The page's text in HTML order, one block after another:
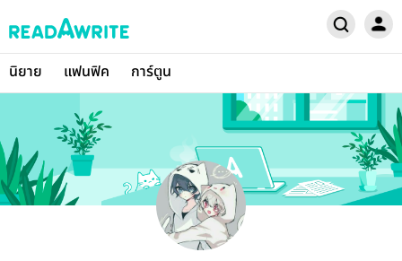
นิยาย แฟนฟิค การ์ตูน